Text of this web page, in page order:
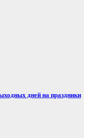
дней на праздники